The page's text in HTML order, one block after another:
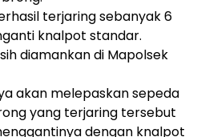
terjaring sebanyak 6
knalpot standar.
diamankan di Mapolsek
akan melepaskan sepeda
yang terjaring tersebut
dengan knalpot